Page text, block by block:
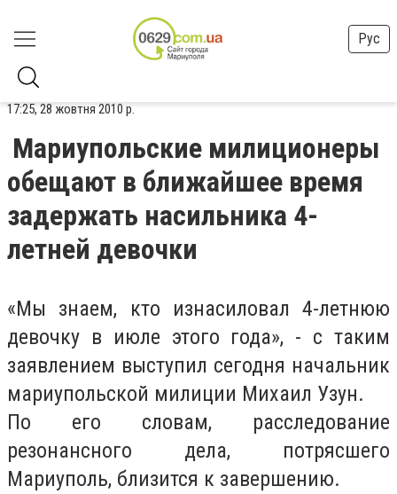
Рус
17:25, 28 жовтня 2010 р.
Мариупольские милиционеры
обещают в ближайшее время
задержать насильника 4-
летней девочки
«Мы знаем, кто изнасиловал 4-летнюю
девочку в июле этого года», - с таким
заявлением выступил сегодня начальник
мариупольской милиции Михаил Узун.
По его словам, расследование
резонансного дела, потрясшего
Мариуполь, близится к завершению.